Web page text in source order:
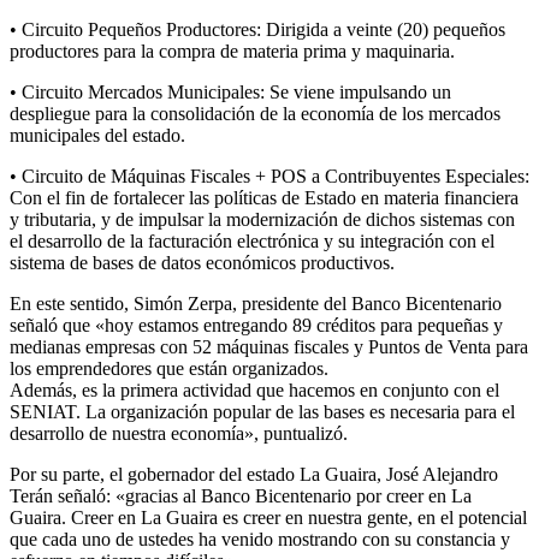
• Circuito Pequeños Productores: Dirigida a veinte (20) pequeños
productores para la compra de materia prima y maquinaria.
• Circuito Mercados Municipales: Se viene impulsando un
despliegue para la consolidación de la economía de los mercados
municipales del estado.
• Circuito de Máquinas Fiscales + POS a Contribuyentes Especiales:
Con el fin de fortalecer las políticas de Estado en materia financiera
y tributaria, y de impulsar la modernización de dichos sistemas con
el desarrollo de la facturación electrónica y su integración con el
sistema de bases de datos económicos productivos.
En este sentido, Simón Zerpa, presidente del Banco Bicentenario
señaló que «hoy estamos entregando 89 créditos para pequeñas y
medianas empresas con 52 máquinas fiscales y Puntos de Venta para
los emprendedores que están organizados.
Además, es la primera actividad que hacemos en conjunto con el
SENIAT. La organización popular de las bases es necesaria para el
desarrollo de nuestra economía», puntualizó.
Por su parte, el gobernador del estado La Guaira, José Alejandro
Terán señaló: «gracias al Banco Bicentenario por creer en La
Guaira. Creer en La Guaira es creer en nuestra gente, en el potencial
que cada uno de ustedes ha venido mostrando con su constancia y